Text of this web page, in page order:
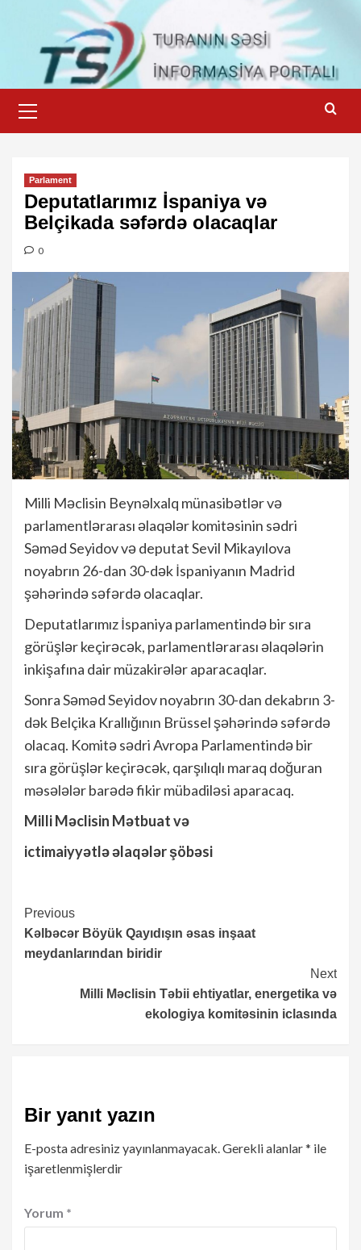
content
Menu
Parlament
Deputatlarımız İspaniya və
Belçikada səfərdə olacaqlar
0
Milli Məclisin Beynəlxalq münasibətlər və
parlamentlərarası əlaqələr komitəsinin sədri
Səməd Seyidov və deputat Sevil Mikayılova
noyabrın 26-dan 30-dək İspaniyanın Madrid
şəhərində səfərdə olacaqlar.
Deputatlarımız İspaniya parlamentində bir sıra
görüşlər keçirəcək, parlamentlərarası əlaqələrin
inkişafına dair müzakirələr aparacaqlar.
Sonra Səməd Seyidov noyabrın 30-dan dekabrın 3-
dək Belçika Krallığının Brüssel şəhərində səfərdə
olacaq. Komitə sədri Avropa Parlamentində bir
sıra görüşlər keçirəcək, qarşılıqlı maraq doğuran
məsələlər barədə fikir mübadiləsi aparacaq.
Milli Məclisin Mətbuat və
ictimaiyyətlə əlaqələr şöbəsi
Continue
Reading
Previous
Kəlbəcər Böyük Qayıdışın əsas inşaat
meydanlarından biridir
Next
Milli Məclisin Təbii ehtiyatlar, energetika və
ekologiya komitəsinin iclasında
Bir yanıt yazın
E-posta adresiniz yayınlanmayacak.Gerekli alanlar* ile
işaretlenmişlerdir
Yorum *